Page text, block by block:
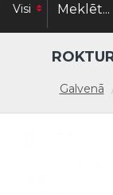
Visi
Galvenā